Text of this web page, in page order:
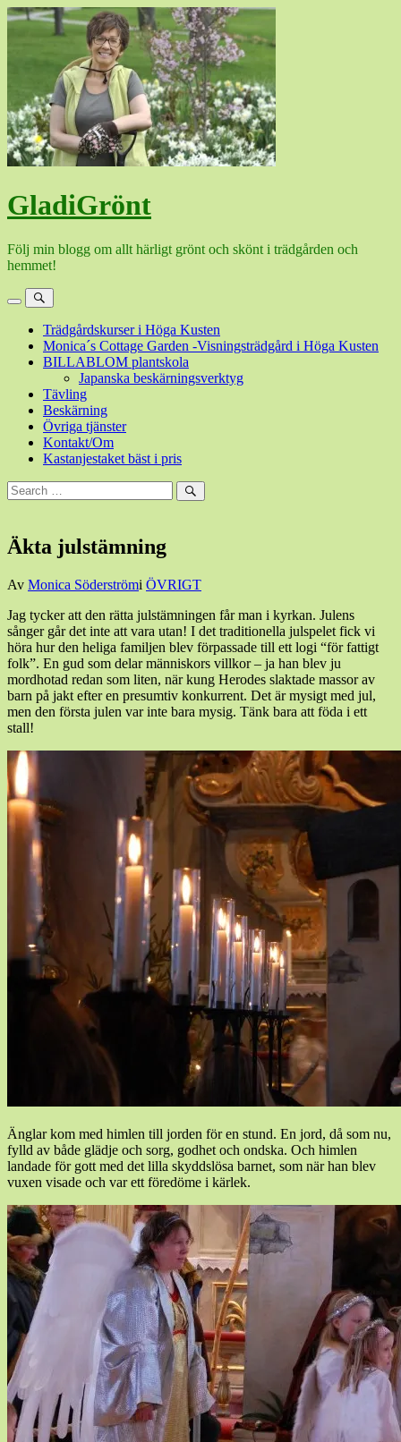
Hoppa
GladiGrönt
Följ min blogg om allt härligt grönt och skönt i trädgården och
hemmet!
MenySök
Trädgårdskurser i Höga Kusten
Monica´s Cottage Garden -Visningsträdgård i Höga Kusten
BILLABLOM plantskola
Japanska beskärningsverktyg
Tävling
Beskärning
Övriga tjänster
Kontakt/Om
Kastanjestaket bäst i pris
Sök
efter:
Sök
Äkta julstämning
Den
december,
201224
december,
2012
Av Monica Söderströmi ÖVRIGT
Jag tycker att den rätta julstämningen får man i kyrkan. Julens
sånger går det inte att vara utan! I det traditionella julspelet fick vi
höra hur den heliga familjen blev förpassade till ett logi “för fattigt
folk”. En gud som delar människors villkor – ja han blev ju
mordhotad redan som liten, när kung Herodes slaktade massor av
barn på jakt efter en presumtiv konkurrent. Det är mysigt med jul,
men den första julen var inte bara mysig. Tänk bara att föda i ett
stall!
Änglar kom med himlen till jorden för en stund. En jord, då som nu,
fylld av både glädje och sorg, godhet och ondska. Och himlen
landade för gott med det lilla skyddslösa barnet, som när han blev
vuxen visade och var ett föredöme i kärlek.